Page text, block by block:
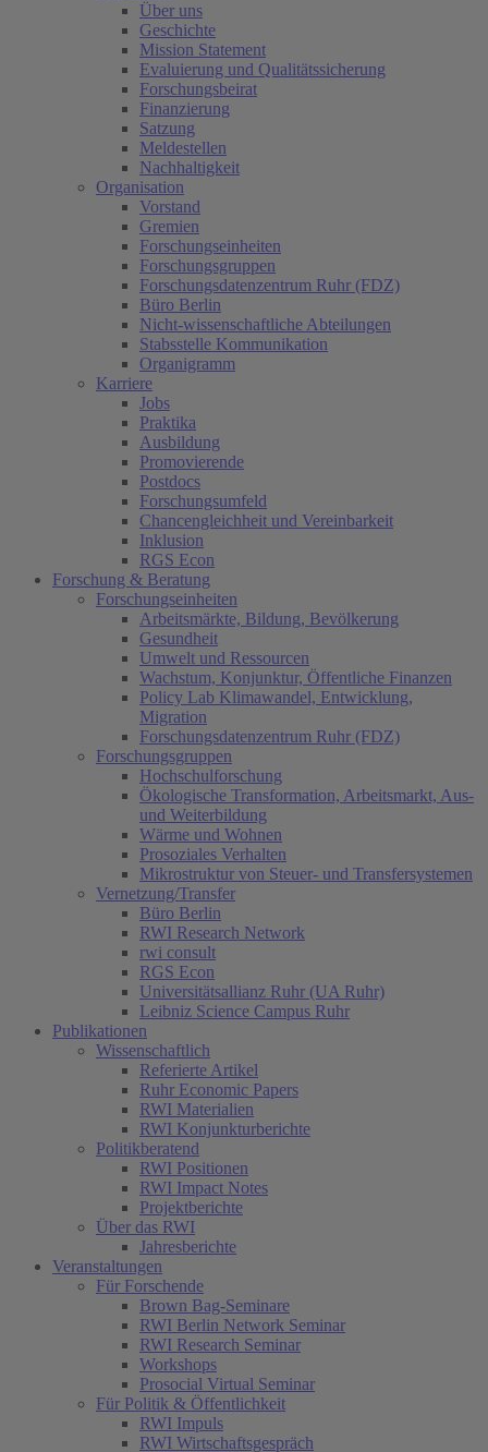
Über uns
Geschichte
Mission Statement
Evaluierung und Qualitätssicherung
Forschungsbeirat
Finanzierung
Satzung
Meldestellen
Nachhaltigkeit
Organisation
Vorstand
Gremien
Forschungseinheiten
Forschungsgruppen
Forschungsdatenzentrum Ruhr (FDZ)
Büro Berlin
Nicht-wissenschaftliche Abteilungen
Stabsstelle Kommunikation
Organigramm
Karriere
Jobs
Praktika
Ausbildung
Promovierende
Postdocs
Forschungsumfeld
Chancengleichheit und Vereinbarkeit
Inklusion
RGS Econ
Forschung & Beratung
Forschungseinheiten
Arbeitsmärkte, Bildung, Bevölkerung
Gesundheit
Umwelt und Ressourcen
Wachstum, Konjunktur, Öffentliche Finanzen
Policy Lab Klimawandel, Entwicklung,
Migration
Forschungsdatenzentrum Ruhr (FDZ)
Forschungsgruppen
Hochschulforschung
Ökologische Transformation, Arbeitsmarkt, Aus-
und Weiterbildung
Wärme und Wohnen
Prosoziales Verhalten
Mikrostruktur von Steuer- und Transfersystemen
Vernetzung/Transfer
Büro Berlin
RWI Research Network
rwi consult
RGS Econ
Universitätsallianz Ruhr (UA Ruhr)
Leibniz Science Campus Ruhr
Publikationen
Wissenschaftlich
Referierte Artikel
Ruhr Economic Papers
RWI Materialien
RWI Konjunkturberichte
Politikberatend
RWI Positionen
RWI Impact Notes
Projektberichte
Über das RWI
Jahresberichte
Veranstaltungen
Für Forschende
Brown Bag-Seminare
RWI Berlin Network Seminar
RWI Research Seminar
Workshops
Prosocial Virtual Seminar
Für Politik & Öffentlichkeit
RWI Impuls
RWI Wirtschaftsgespräch